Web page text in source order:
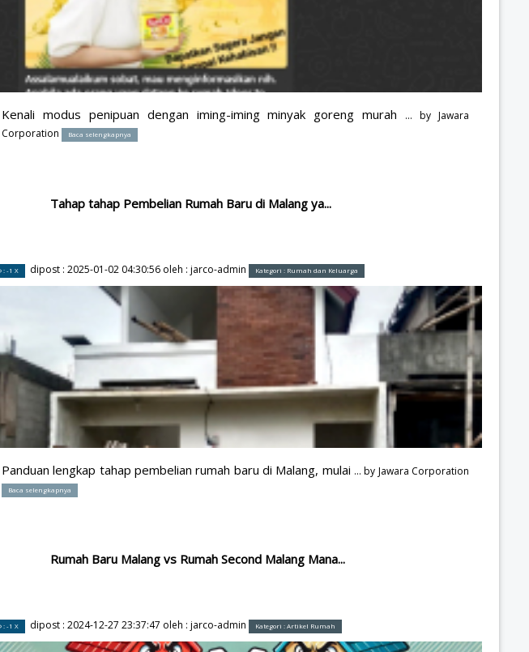
Kenali modus penipuan dengan iming-iming minyak goreng murah ... by Jawara
Corporation
Baca selengkapnya
Tahap tahap Pembelian Rumah Baru di Malang ya...
: -1 X dipost : 2025-01-02 04:30:56oleh : jarco-admin Kategori : Rumah dan Keluarga
Panduan lengkap tahap pembelian rumah baru di Malang, mulai ... by Jawara Corporation
Baca selengkapnya
Rumah Baru Malang vs Rumah Second Malang Mana...
: -1 X dipost : 2024-12-27 23:37:47 oleh : jarco-admin Kategori :Artikel Rumah